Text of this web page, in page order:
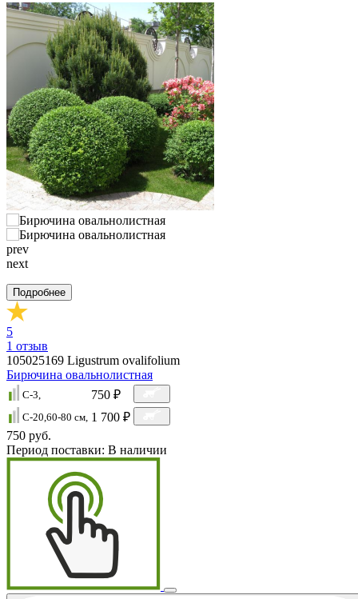
prev
next
Подробнее
5
1 отзыв
105025169 Ligustrum ovalifolium
Бирючина овальнолистная
C-3, 750 ₽
C-20,60-80 см, 1 700 ₽
750 руб.
Период поставки: В наличии